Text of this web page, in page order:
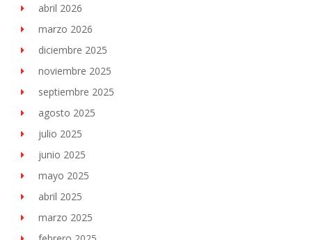
abril 2026
marzo 2026
diciembre 2025
noviembre 2025
septiembre 2025
agosto 2025
julio 2025
junio 2025
mayo 2025
abril 2025
marzo 2025